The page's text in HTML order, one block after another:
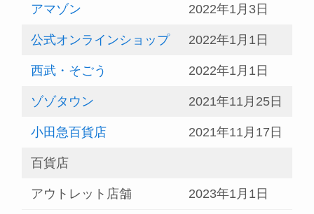
アマゾン 2022年1月3日
公式オンラインショップ 2022年1月1日
西武・そごう 2022年1月1日
ゾゾタウン 2021年11月25日
小田急百貨店 2021年11月17日
百貨店
アウトレット店舗 2023年1月1日